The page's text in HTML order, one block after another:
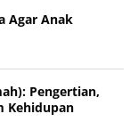
Agar Anak
Pengertian,
Kehidupan